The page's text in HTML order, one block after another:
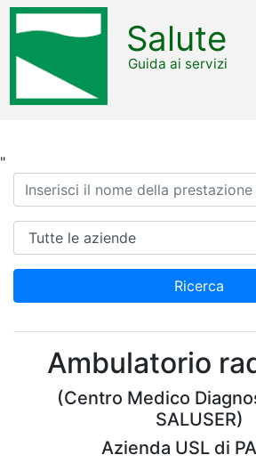
"
Salute
Guida ai servizi
Ricerca
Azienda
Ricerca
Ambulatorio
(Centro Medico
SALUSER)
Azienda USL di